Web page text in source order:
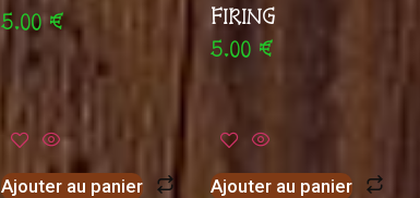
5.00 €
Ajouter au panier
FIRING
5.00 €
Ajouter au panier